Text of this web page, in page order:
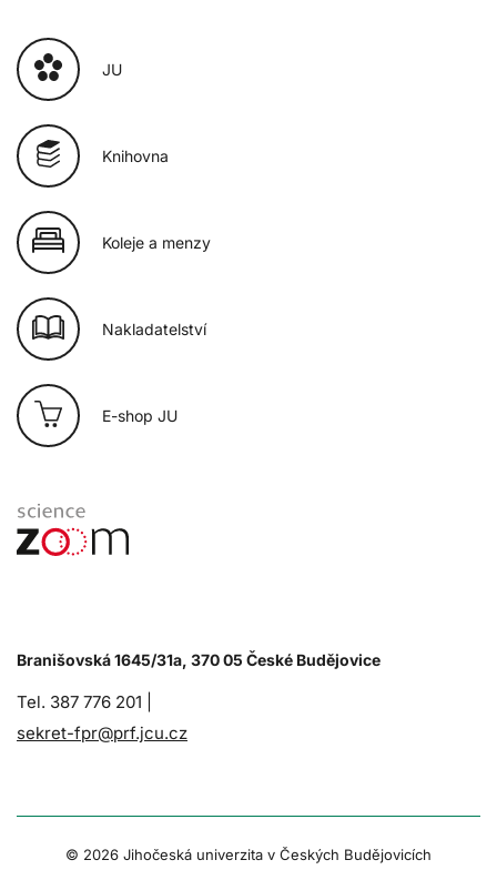
JU
Knihovna
Koleje a menzy
Nakladatelství
E-shop JU
Branišovská 1645/31a, 370 05 České Budějovice
Tel. 387 776 201 |
sekret-fpr@prf.jcu.cz
© 2026 Jihočeská univerzita v Českých Budějovicích